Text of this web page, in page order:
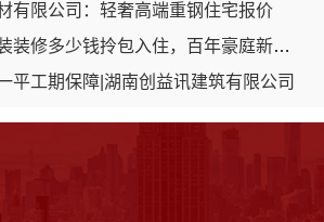
有限公司：轻奢高端重钢住宅报价
修多少钱拎包入住，百年豪庭新材料
平工期保障|湖南创益讯建筑有限公司